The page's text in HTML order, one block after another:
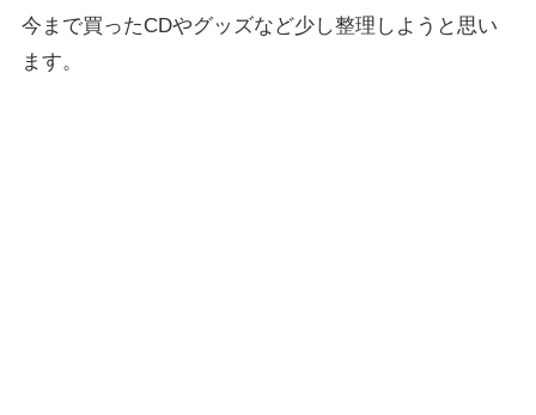
今まで買ったCDやグッズなど少し整理しようと思い
ます。